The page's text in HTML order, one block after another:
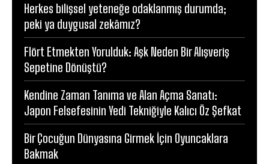
Herkes bilişsel yeteneğe odaklanmış durumda;
peki ya duygusal zekâmız?
Flört Etmekten Yorulduk: Aşk Neden Bir Alışveriş
Sepetine Dönüştü?
Kendine Zaman Tanıma ve Alan Açma Sanatı:
Japon Felsefesinin Yedi Tekniğiyle Kalıcı Öz Şefkat
Bir Çocuğun Dünyasına Girmek İçin Oyuncaklara
Bakmak